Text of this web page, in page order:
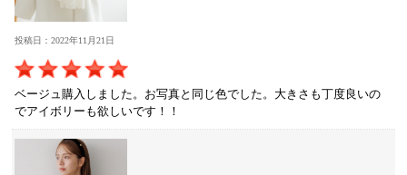
投稿日：2022年11月21日
ベージュ購入しました。お写真と同じ色でした。大きさも丁度良いの
でアイボリーも欲しいです！！